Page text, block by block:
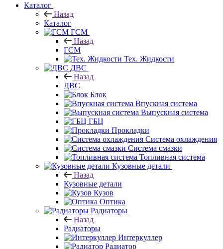
Каталог
Назад
Каталог
ГСМ
Назад
ГСМ
Тех. Жидкости
ДВС
Назад
ДВС
Блок
Впускная система
Выпускная система
ГБЦ
Прокладки
Система охлаждения
Система смазки
Топливная система
Кузовные детали
Назад
Кузовные детали
Кузов
Оптика
Радиаторы
Назад
Радиаторы
Интеркуллер
Радиатор